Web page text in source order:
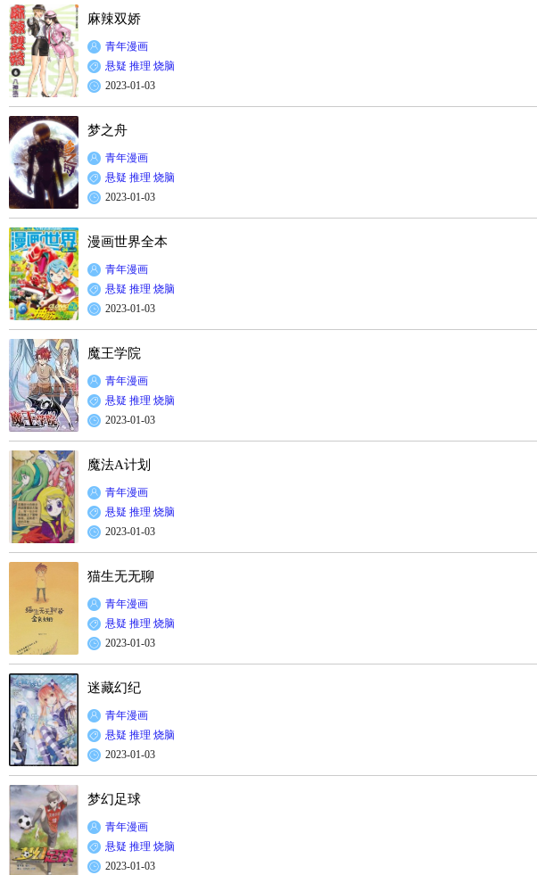
麻辣双娇
青年漫画
悬疑 推理 烧脑
2023-01-03
梦之舟
青年漫画
悬疑 推理 烧脑
2023-01-03
漫画世界全本
青年漫画
悬疑 推理 烧脑
2023-01-03
魔王学院
青年漫画
悬疑 推理 烧脑
2023-01-03
魔法A计划
青年漫画
悬疑 推理 烧脑
2023-01-03
猫生无无聊
青年漫画
悬疑 推理 烧脑
2023-01-03
迷藏幻纪
青年漫画
悬疑 推理 烧脑
2023-01-03
梦幻足球
青年漫画
悬疑 推理 烧脑
2023-01-03